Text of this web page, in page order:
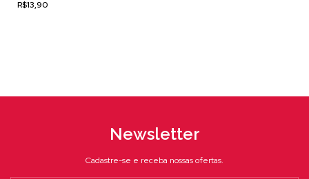
R$13,90
Newsletter
Cadastre-se e receba nossas ofertas.